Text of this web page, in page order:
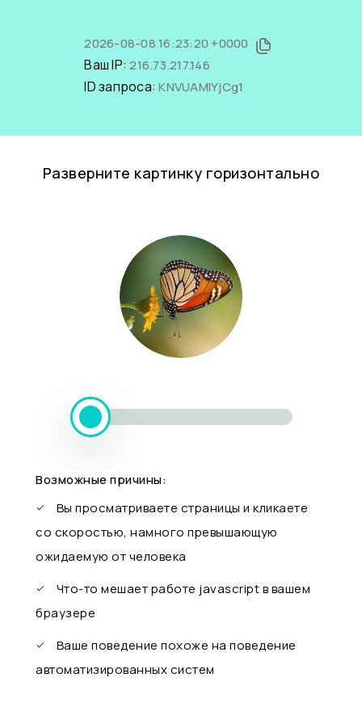
2026-08-08 16:23:20 +0000
Ваш IP:216.73.217.146
ID запроса:KNVUAMlYjCg1
Разверните картинку горизонтально
Возможные причины:
Вы просматриваете страницы и кликаете
со скоростью, намного превышающую
ожидаемую от человека
Что-то мешает работе javascript в вашем
браузере
Ваше поведение похоже на поведение
автоматизированных систем